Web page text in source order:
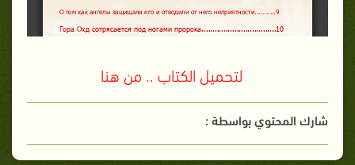
لتحميل الكتاب .. من هنا
شارك المحتوي بواسطة :